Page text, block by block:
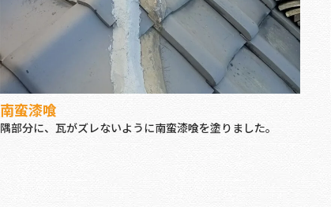
南蛮漆喰
隅部分に、瓦がズレないように南蛮漆喰を塗りました。